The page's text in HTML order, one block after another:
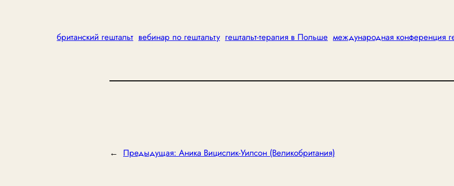
британский гештальт вебинар по гештальту гештальт-терапия в Польше международная конференция
← Предыдущая: Аника Вицислик-Уилсон (Великобритания)